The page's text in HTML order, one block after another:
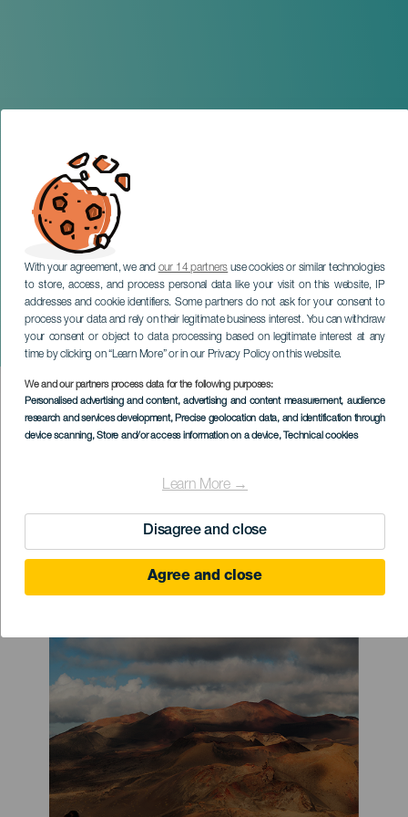
With your agreement, we and our 14 partners use cookies or similar technologies
to store, access, and process personal data like your visit on this website, IP
addresses and cookie identifiers. Some partners do not ask for your consent to
process your data and rely on their legitimate business interest. You can withdraw
your consent or object to data processing based on legitimate interest at any
time by clicking on “Learn More” or in our Privacy Policy on this website.
We and our partners process data for the following purposes:
Personalised advertising and content, advertising and content measurement, audience
research and services development, Precise geolocation data, and identification through
device scanning, Store and/or access information on a device, Technical cookies
Learn More →
Disagree and close
Agree and close
HIC EXPERIENCES STORIES FINDER FORM
визита на Канарские острова, у вас
все получится. Что же привело
именно вас?